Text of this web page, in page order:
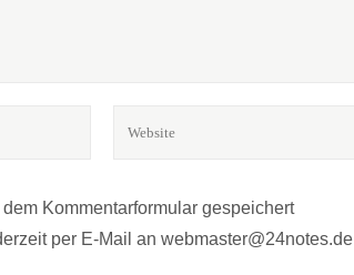
Kommentarformular gespeichert
per E-Mail an webmaster@24notes.de